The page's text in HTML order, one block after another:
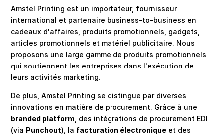
Amstel Printing est un importateur, fournisseur
international et partenaire business-to-business en
cadeaux d'affaires, produits promotionnels, gadgets,
articles promotionnels et matériel publicitaire. Nous
proposons une large gamme de produits promotionnels
qui soutiennent les entreprises dans l'exécution de
leurs activités marketing.
De plus, Amstel Printing se distingue par diverses
innovations en matière de procurement. Grâce à une
branded platform , des intégrations de procurement EDI
(via Punchout), la facturation électronique et des